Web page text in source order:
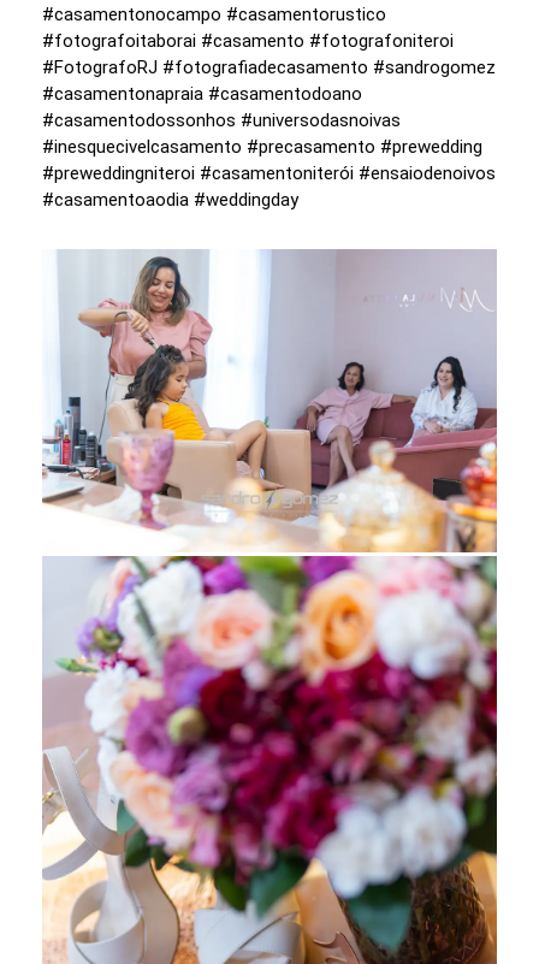
#casamentonocampo #casamentorustico
#fotografoitaborai #casamento #fotografoniteroi
#FotografoRJ #fotografiadecasamento #sandrogomez
#casamentonapraia #casamentodoano
#casamentodossonhos #universodasnoivas
#inesquecivelcasamento #precasamento #prewedding
#preweddingniteroi #casamentoniterói #ensaiodenoivos
#casamentoaodia #weddingday